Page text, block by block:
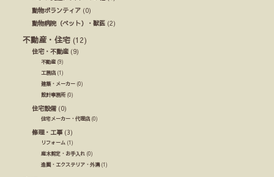
動物ボランティア (0)
動物病院（ペット）・獣医 (2)
不動産・住宅 (12)
住宅・不動産 (9)
不動産 (9)
工務店 (1)
建築・メーカー (0)
設計事務所(0)
住宅設備(0)
住宅メーカー・代理店 (0)
修理・工事(3)
リフォーム (1)
庭木剪定・お手入れ (0)
造園・エクステリア・外溝(1)